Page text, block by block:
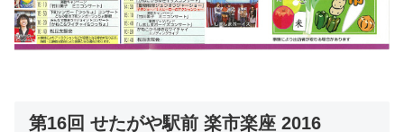
第16回 せたがや駅前 楽市楽座 2016